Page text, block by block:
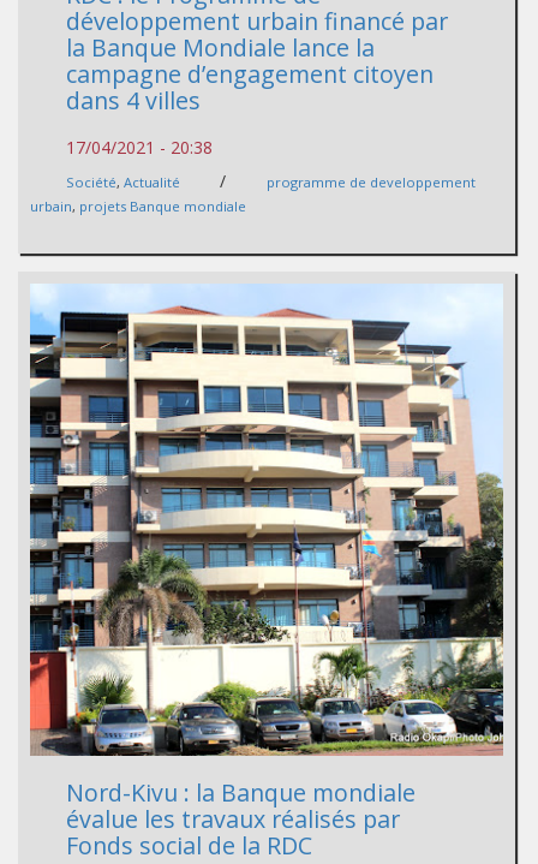
développement urbain financé par
la Banque Mondiale lance la
campagne d’engagement citoyen
dans 4 villes
17/04/2021 - 20:38
Société, Actualité /
programme de developpement
urbain, projets Banque mondiale
Nord-Kivu : la Banque mondiale
évalue les travaux réalisés par
Fonds social de la RDC